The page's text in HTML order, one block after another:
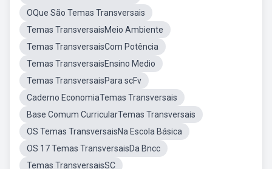
OQue São Temas Transversais
Temas TransversaisMeio Ambiente
Temas TransversaisCom Potência
Temas TransversaisEnsino Medio
Temas TransversaisPara scFv
Caderno EconomiaTemas Transversais
Base Comum CurricularTemas Transversais
OS Temas TransversaisNa Escola Básica
OS 17 Temas TransversaisDa Bncc
Temas TransversaisSC